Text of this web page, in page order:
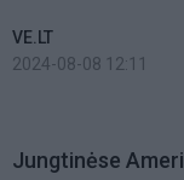
VE.LT
2024-08-08 12:11
Jungtinėse